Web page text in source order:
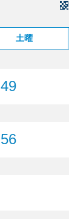
土曜
49
56